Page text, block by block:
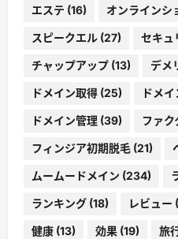
エステ (16) オンラインシ
スピークエル (27) セキュ
チャップアップ (13) デメ
ドメイン取得 (25) ドメ
ドメイン管理 (39) ファク
フィンジア初期脱毛 (21)
ムームードメイン (234)
ランキング (18) レビュー
健康 (13) 効果 (19) 旅